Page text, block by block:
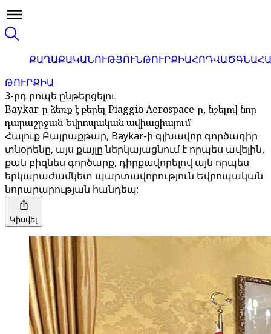
ՔԱՂԱՔԱԿԱՆՈՒԹՅՈՒՆԹՈՒՐՔԻԱՀՈԴՎԱԾ
ԹՈՒՐՔԻԱ
3-րդ րոպե ընթերցելու
Baykar-ը ձեռք է բերել Piaggio Aerospace-ը, նշելով նոր
դարաշրջան Եվրոպական ավիացիայում
Հալուք Բայրաքթար, Baykar-ի գլխավոր գործադիր
տնօրենը, այս քայլը ներկայացնում է որպես ավելին,
քան բիզնես գործարք, դիրքավորելով այն որպես
երկարաժամկետ պարտավորություն Եվրոպական
նորարարության հանդեպ:
Կիսվել